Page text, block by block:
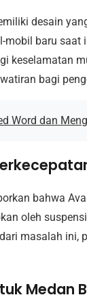
desain
baru saat
keselamatan
bagi
Word dan
bahwa
oleh
masalah ini,
Medan